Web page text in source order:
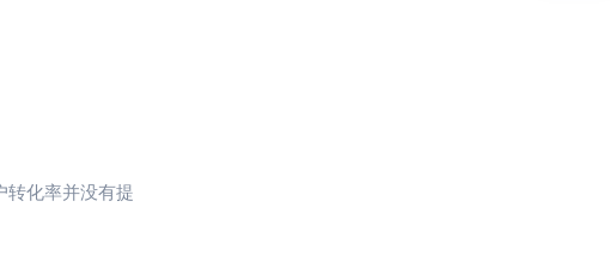
转化率并没有提